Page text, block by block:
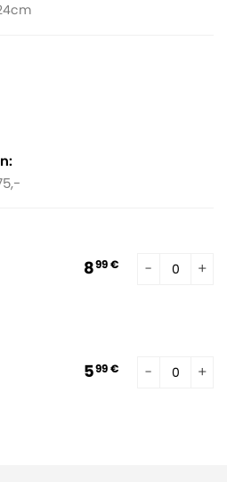
899 €
599 €